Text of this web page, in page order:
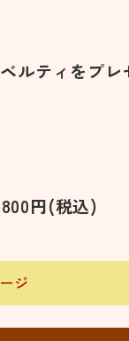
ルティをプレ
円(税込)
ジ